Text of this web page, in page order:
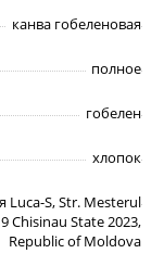
канва гобеленовая
полное
гобелен
хлопок
Luca-S, Str. Mesterul
Chisinau State 2023,
Republic of Moldova